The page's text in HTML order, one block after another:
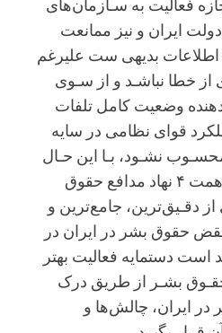
ایران و نیز ممانعت
بدیهی ست علیرغم
از خطا نباشـد و از سـوی
دهنده وضعیت کامل تلفات
قوای نظامی در سایه
نشـود، بـا این حـال
گزارش پیش رو را بـه همت ۴ نهاد مدافع حقوق
دقـیق‌ترین، جامع‌ترین و
حقوق بشر در ایران در
است دستمایه فعالیت بهتر
بشـر از طریق درک
ایران، چالش‌ها و